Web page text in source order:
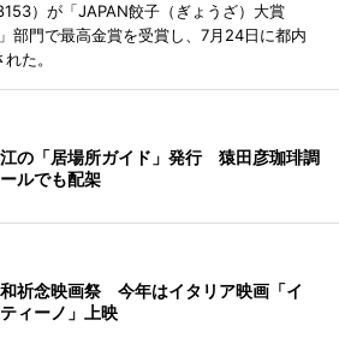
）が「JAPAN餃子（ぎょうざ）大賞
部門で最高金賞を受賞し、7月24日に都内
た。
の「居場所ガイド」発行 猿田彦珈琲調
ルでも配架
祈念映画祭 今年はイタリア映画「イ
ィーノ」上映